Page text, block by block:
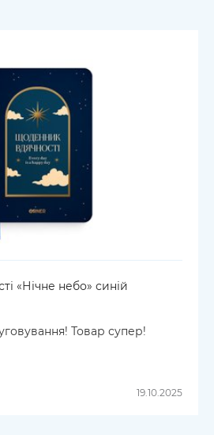
«Нічне небо» синій
Товар супер!
19.10.2025